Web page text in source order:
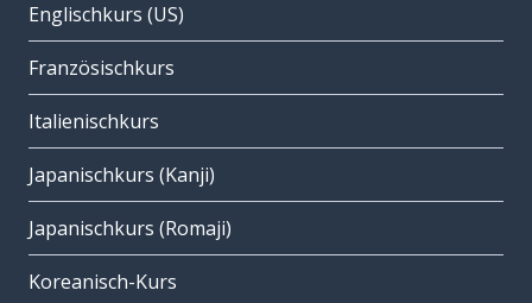
Englischkurs (US)
Französischkurs
Italienischkurs
Japanischkurs (Kanji)
Japanischkurs (Romaji)
Koreanisch-Kurs